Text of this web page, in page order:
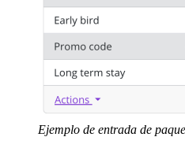
Ejemplo de entrada de